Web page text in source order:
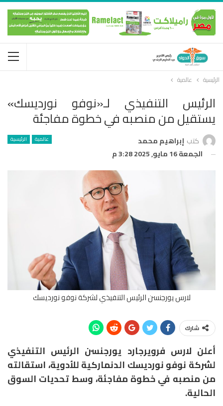
الرئيسية عالمية
الرئيس التنفيذي لـ«نوفو نورديسك»
يستقيل من منصبه في خطوة مفاجئة
عالمية الرئيسية كتب إبراهيم محمد
الجمعة 16 مايو, 2025 3:28 م
لارس يورجنسن الرئيس التنفيذي لشركة نوفو نورديسك
شارك
أعلن لارس فرويرجارد يورجنسن الرئيس التنفيذي
لشركة نوفو نورديسك الدنماركية للأدوية، استقالته
من منصبه في خطوة مفاجئة، وسط تحديات السوق
الحالية.